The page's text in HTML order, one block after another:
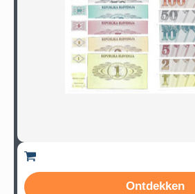
Ontdekken